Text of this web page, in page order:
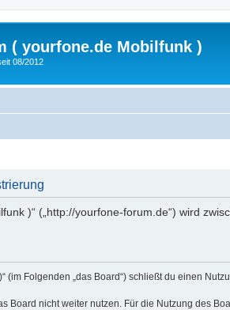
( yourfone.de Mobilfunk )
08/2012
)“ („http://yourfone-forum.de“) wird
(im Folgenden „das Board“) schließt du einen
Board nicht weiter nutzen. Für die Nutzung des